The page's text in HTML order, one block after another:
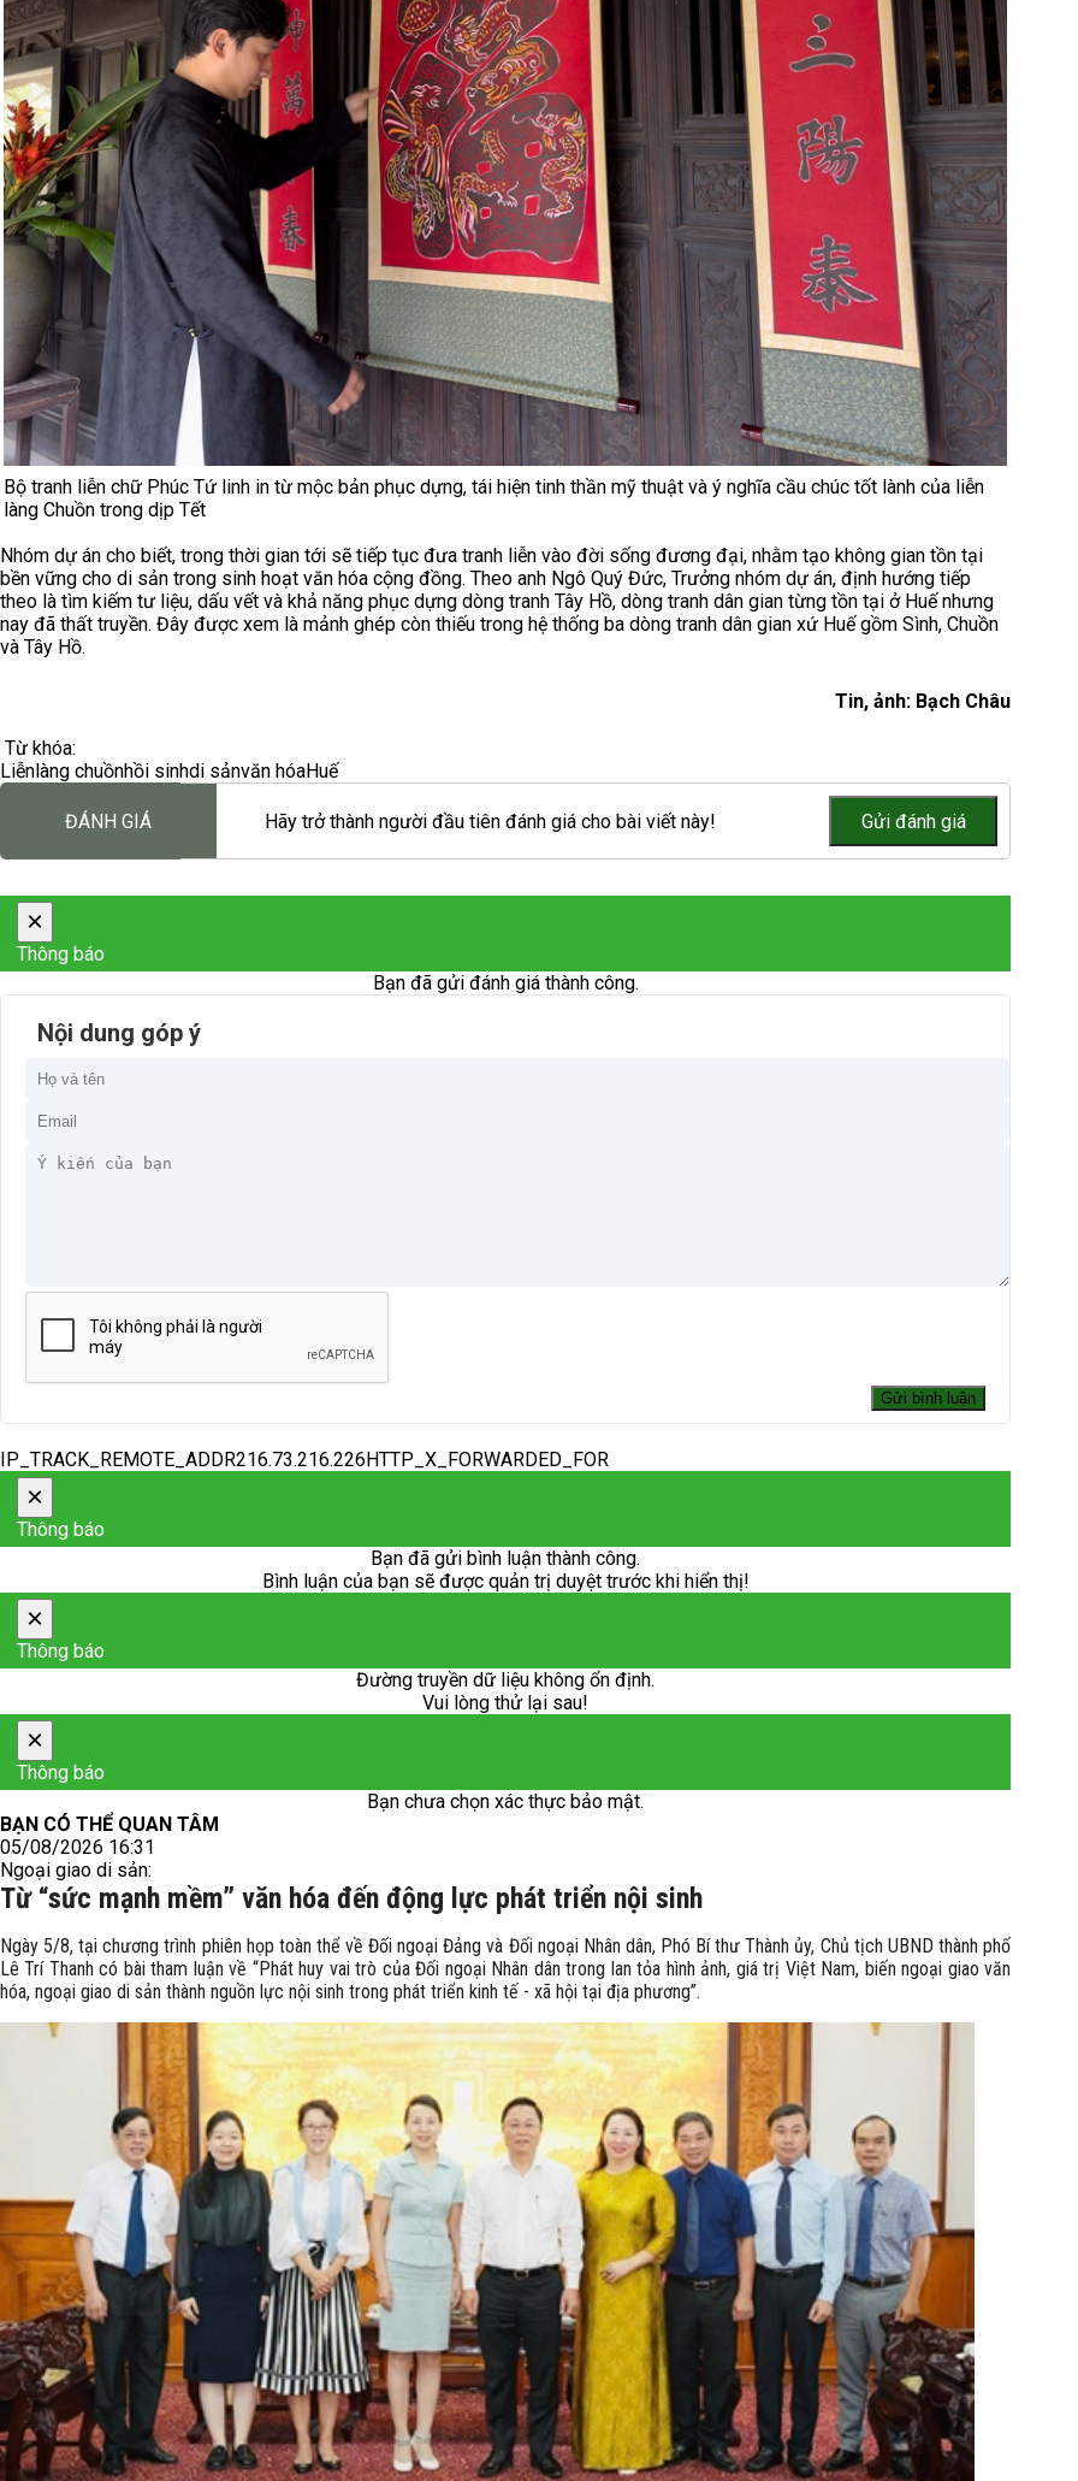
Bộ tranh liễn chữ Phúc Tứ linh in từ mộc bản phục dựng, tái hiện tinh thần mỹ thuật và ý nghĩa cầu chúc tốt lành của liễn
làng Chuồn trong dịp Tết
Nhóm dự án cho biết, trong thời gian tới sẽ tiếp tục đưa tranh liễn vào đời sống đương đại, nhằm tạo không gian tồn tại
bền vững cho di sản trong sinh hoạt văn hóa cộng đồng. Theo anh Ngô Quý Đức, Trưởng nhóm dự án, định hướng tiếp
theo là tìm kiếm tư liệu, dấu vết và khả năng phục dựng dòng tranh Tây Hồ, dòng tranh dân gian từng tồn tại ở Huế nhưng
nay đã thất truyền. Đây được xem là mảnh ghép còn thiếu trong hệ thống ba dòng tranh dân gian xứ Huế gồm Sình, Chuồn
và Tây Hồ.
Tin, ảnh: Bạch Châu
Từ khóa:
Liễnlàng chuồnhồi sinhdi sảnvăn hóaHuế
ĐÁNH GIÁ Hãy trở thành người đầu tiên đánh giá cho bài viết này!
×
Thông báo
Bạn đã gửi đánh giá thành công.
Nội dung góp ý
IP_TRACK_REMOTE_ADDR216.73.216.226HTTP_X_FORWARDED_FOR
×
Thông báo
Bạn đã gửi bình luận thành công.
Bình luận của bạn sẽ được quản trị duyệt trước khi hiển thị!
×
Thông báo
Đường truyền dữ liệu không ổn định.
Vui lòng thử lại sau!
×
Thông báo
Bạn chưa chọn xác thực bảo mật.
BẠN CÓ THỂ QUAN TÂM
05/08/2026 16:31
Ngoại giao di sản:
Từ “sức mạnh mềm” văn hóa đến động lực phát triển nội sinh
Ngày 5/8, tại chương trình phiên họp toàn thể về Đối ngoại Đảng và Đối ngoại Nhân dân, Phó Bí thư Thành ủy, Chủ tịch UBND thành phố
Lê Trí Thanh có bài tham luận về “Phát huy vai trò của Đối ngoại Nhân dân trong lan tỏa hình ảnh, giá trị Việt Nam, biến ngoại giao văn
hóa, ngoại giao di sản thành nguồn lực nội sinh trong phát triển kinh tế - xã hội tại địa phương”.